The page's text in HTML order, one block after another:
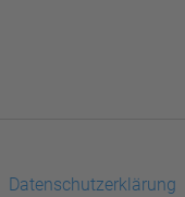
Datenschutzerklärung